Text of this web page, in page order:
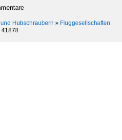
Hubschraubern » Fluggesellschaften
41878